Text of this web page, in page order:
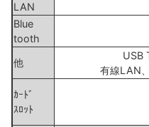
LAN
Blue
tooth
他
USB
有線LAN
ｶｰﾄﾞ
ｽﾛｯﾄ